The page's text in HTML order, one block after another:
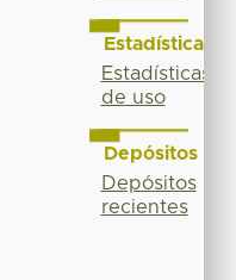
Estadísticas
Estadísticas
de uso
Depósitos
Depósitos
recientes